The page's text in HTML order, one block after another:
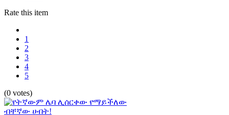
Rate this item
1
2
3
4
5
(0 votes)